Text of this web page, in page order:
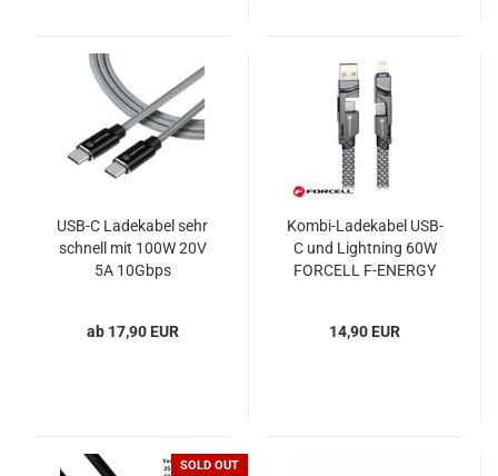
USB-C Ladekabel sehr
schnell mit 100W 20V
5A 10Gbps
ab 17,90 EUR
Kombi-Ladekabel USB-
C und Lightning 60W
FORCELL F-ENERGY
14,90 EUR
SOLD OUT